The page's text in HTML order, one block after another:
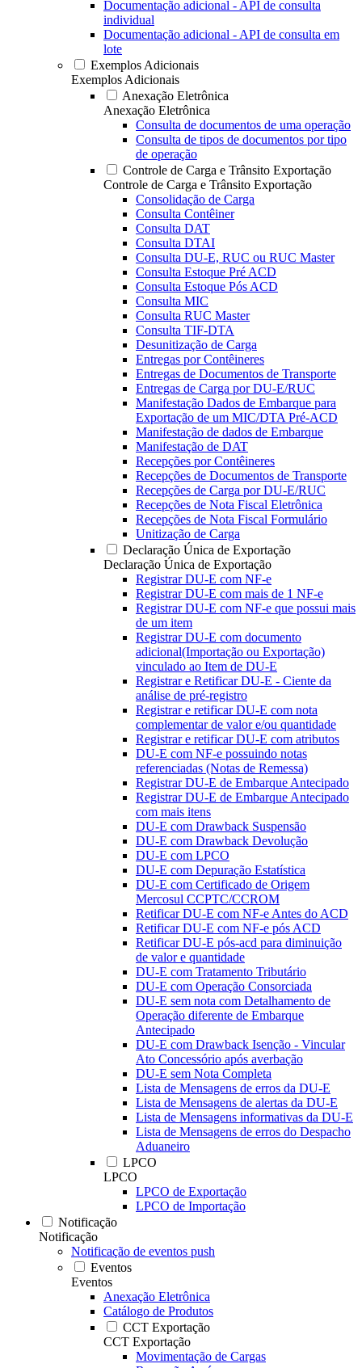
Documentação adicional - API de consulta
individual
Documentação adicional - API de consulta em
lote
Exemplos Adicionais
Exemplos Adicionais
Anexação Eletrônica
Anexação Eletrônica
Consulta de documentos de uma operação
Consulta de tipos de documentos por tipo
de operação
Controle de Carga e Trânsito Exportação
Controle de Carga e Trânsito Exportação
Consolidação de Carga
Consulta Contêiner
Consulta DAT
Consulta DTAI
Consulta DU-E, RUC ou RUC Master
Consulta Estoque Pré ACD
Consulta Estoque Pós ACD
Consulta MIC
Consulta RUC Master
Consulta TIF-DTA
Desunitização de Carga
Entregas por Contêineres
Entregas de Documentos de Transporte
Entregas de Carga por DU-E/RUC
Manifestação Dados de Embarque para
Exportação de um MIC/DTA Pré-ACD
Manifestação de dados de Embarque
Manifestação de DAT
Recepções por Contêineres
Recepções de Documentos de Transporte
Recepções de Carga por DU-E/RUC
Recepções de Nota Fiscal Eletrônica
Recepções de Nota Fiscal Formulário
Unitização de Carga
Declaração Única de Exportação
Declaração Única de Exportação
Registrar DU-E com NF-e
Registrar DU-E com mais de 1 NF-e
Registrar DU-E com NF-e que possui mais
de um item
Registrar DU-E com documento
adicional(Importação ou Exportação)
vinculado ao Item de DU-E
Registrar e Retificar DU-E - Ciente da
análise de pré-registro
Registrar e retificar DU-E com nota
complementar de valor e/ou quantidade
Registrar e retificar DU-E com atributos
DU-E com NF-e possuindo notas
referenciadas (Notas de Remessa)
Registrar DU-E de Embarque Antecipado
Registrar DU-E de Embarque Antecipado
com mais itens
DU-E com Drawback Suspensão
DU-E com Drawback Devolução
DU-E com LPCO
DU-E com Depuração Estatística
DU-E com Certificado de Origem
Mercosul CCPTC/CCROM
Retificar DU-E com NF-e Antes do ACD
Retificar DU-E com NF-e pós ACD
Retificar DU-E pós-acd para diminuição
de valor e quantidade
DU-E com Tratamento Tributário
DU-E com Operação Consorciada
DU-E sem nota com Detalhamento de
Operação diferente de Embarque
Antecipado
DU-E com Drawback Isenção - Vincular
Ato Concessório após averbação
DU-E sem Nota Completa
Lista de Mensagens de erros da DU-E
Lista de Mensagens de alertas da DU-E
Lista de Mensagens informativas da DU-E
Lista de Mensagens de erros do Despacho
Aduaneiro
LPCO
LPCO
LPCO de Exportação
LPCO de Importação
Notificação
Notificação
Notificação de eventos push
Eventos
Eventos
Anexação Eletrônica
Catálogo de Produtos
CCT Exportação
CCT Exportação
Movimentação de Cargas